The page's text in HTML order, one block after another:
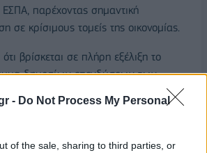
- Do Not Process My Personal
of the sale, sharing to third parties, or
παρέχοντας σημαντική
σε κρίσιμους τομείς της οικονομίας.
βρίσκεται σε πλήρη εξέλιξη το
δημοσίων επενδύσεων των
με ετήσιους πόρους ύψους 16,7 δισ.
Πρόγραμμα Ανάπτυξης 2026-2030,
σύνολό του. Παράλληλα, όπως σημείωσε,